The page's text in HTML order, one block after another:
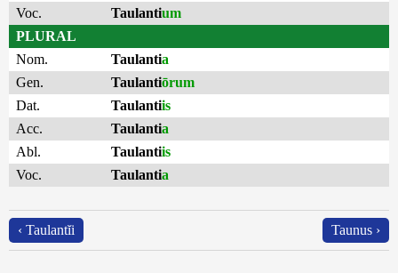
Voc. Taulantium
PLURAL
Nom.
Taulantia
Gen.
Taulantiōrum
Dat.
Taulantiis
Acc.
Taulantia
Abl.
Taulantiis
Voc.
Taulantia
‹ Taulantĭi Taunus ›